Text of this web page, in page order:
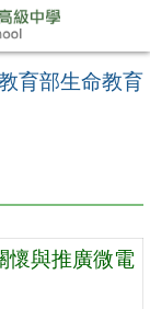
育部生命教育
懷與推廣微電